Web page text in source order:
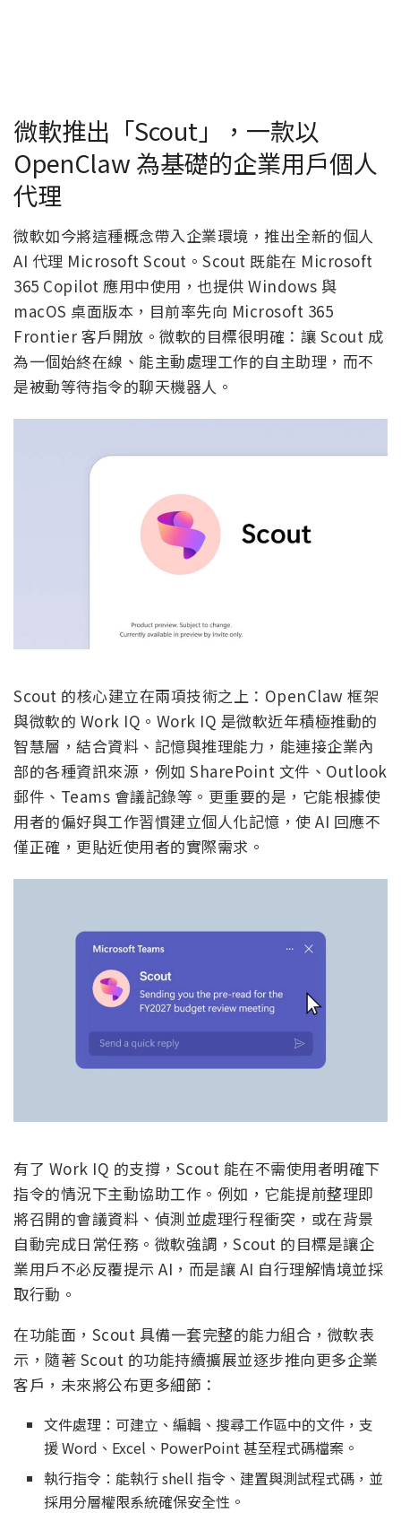
微軟推出「Scout」，一款以
OpenClaw 為基礎的企業用戶個人
代理
微軟如今將這種概念帶入企業環境，推出全新的個人
AI 代理 Microsoft Scout。Scout 既能在 Microsoft
365 Copilot 應用中使用，也提供 Windows 與
macOS 桌面版本，目前率先向 Microsoft 365
Frontier 客戶開放。微軟的目標很明確：讓 Scout 成
為一個始終在線、能主動處理工作的自主助理，而不
是被動等待指令的聊天機器人。
Scout 的核心建立在兩項技術之上：OpenClaw 框架
與微軟的 Work IQ。Work IQ 是微軟近年積極推動的
智慧層，結合資料、記憶與推理能力，能連接企業內
部的各種資訊來源，例如 SharePoint 文件、Outlook
郵件、Teams 會議記錄等。更重要的是，它能根據使
用者的偏好與工作習慣建立個人化記憶，使 AI 回應不
僅正確，更貼近使用者的實際需求。
有了 Work IQ 的支撐，Scout 能在不需使用者明確下
指令的情況下主動協助工作。例如，它能提前整理即
將召開的會議資料、偵測並處理行程衝突，或在背景
自動完成日常任務。微軟強調，Scout 的目標是讓企
業用戶不必反覆提示 AI，而是讓 AI 自行理解情境並採
取行動。
在功能面，Scout 具備一套完整的能力組合，微軟表
示，隨著 Scout 的功能持續擴展並逐步推向更多企業
客戶，未來將公布更多細節：
文件處理：可建立、編輯、搜尋工作區中的文件，支
援 Word、Excel、PowerPoint 甚至程式碼檔案。
執行指令：能執行 shell 指令、建置與測試程式碼，並
採用分層權限系統確保安全性。